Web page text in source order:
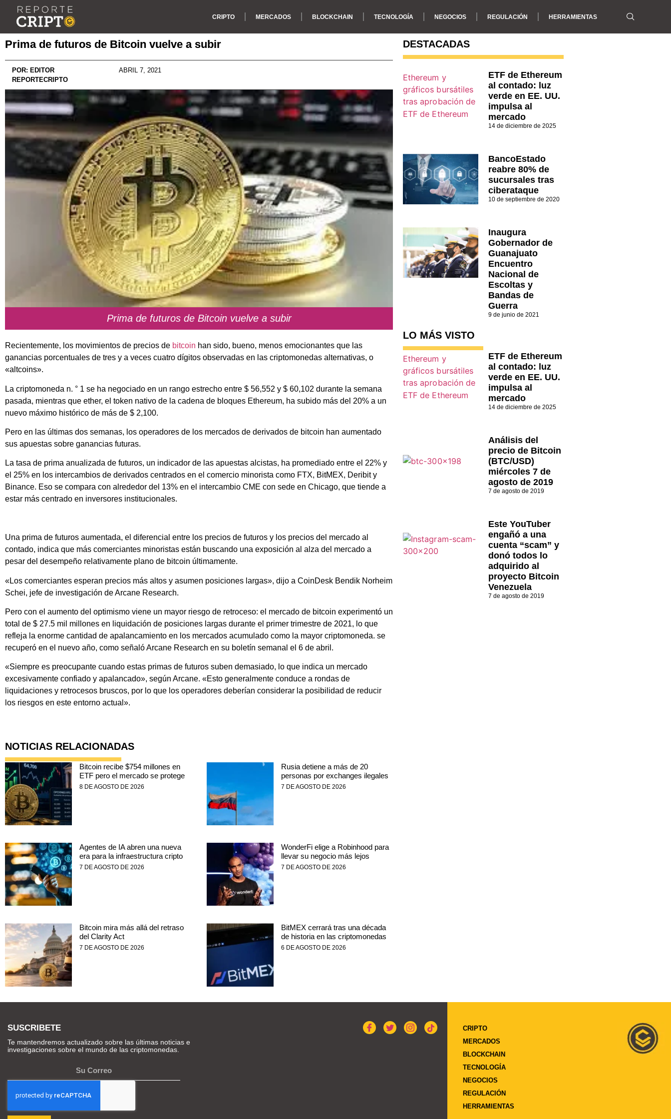
CRIPTO MERCADOS BLOCKCHAIN TECNOLOGÍA NEGOCIOS REGULACIÓN HERRAMIENTAS
Prima de futuros de Bitcoin vuelve a subir
POR: EDITOR
REPORTECRIPTO
ABRIL 7, 2021
Prima de futuros de Bitcoin vuelve a subir
Recientemente, los movimientos de precios de bitcoin han sido, bueno, menos emocionantes que las
ganancias porcentuales de tres y a veces cuatro dígitos observadas en las criptomonedas alternativas, o
«altcoins».
La criptomoneda n. ° 1 se ha negociado en un rango estrecho entre $ 56,552 y $ 60,102 durante la semana
pasada, mientras que ether, el token nativo de la cadena de bloques Ethereum, ha subido más del 20% a un
nuevo máximo histórico de más de $ 2,100.
Pero en las últimas dos semanas, los operadores de los mercados de derivados de bitcoin han aumentado
sus apuestas sobre ganancias futuras.
La tasa de prima anualizada de futuros, un indicador de las apuestas alcistas, ha promediado entre el 22% y
el 25% en los intercambios de derivados centrados en el comercio minorista como FTX, BitMEX, Deribit y
Binance. Eso se compara con alrededor del 13% en el intercambio CME con sede en Chicago, que tiende a
estar más centrado en inversores institucionales.
Una prima de futuros aumentada, el diferencial entre los precios de futuros y los precios del mercado al
contado, indica que más comerciantes minoristas están buscando una exposición al alza del mercado a
pesar del desempeño relativamente plano de bitcoin últimamente.
«Los comerciantes esperan precios más altos y asumen posiciones largas», dijo a CoinDesk Bendik Norheim
Schei, jefe de investigación de Arcane Research.
Pero con el aumento del optimismo viene un mayor riesgo de retroceso: el mercado de bitcoin experimentó un
total de $ 27.5 mil millones en liquidación de posiciones largas durante el primer trimestre de 2021, lo que
refleja la enorme cantidad de apalancamiento en los mercados acumulado como la mayor criptomoneda. se
recuperó en el nuevo año, como señaló Arcane Research en su boletín semanal el 6 de abril.
«Siempre es preocupante cuando estas primas de futuros suben demasiado, lo que indica un mercado
excesivamente confiado y apalancado», según Arcane. «Esto generalmente conduce a rondas de
liquidaciones y retrocesos bruscos, por lo que los operadores deberían considerar la posibilidad de reducir
los riesgos en este entorno actual».
NOTICIAS RELACIONADAS
Bitcoin recibe $754 millones en
ETF pero el mercado se protege
8 DE AGOSTO DE 2026
Rusia detiene a más de 20
personas por exchanges ilegales
7 DE AGOSTO DE 2026
Agentes de IA abren una nueva
era para la infraestructura cripto
7 DE AGOSTO DE 2026
WonderFi elige a Robinhood para
llevar su negocio más lejos
7 DE AGOSTO DE 2026
Bitcoin mira más allá del retraso
del Clarity Act
7 DE AGOSTO DE 2026
BitMEX cerrará tras una década
de historia en las criptomonedas
6 DE AGOSTO DE 2026
DESTACADAS
ETF de Ethereum
al contado: luz
verde en EE. UU.
impulsa al
mercado
14 de diciembre de 2025
BancoEstado
reabre 80% de
sucursales tras
ciberataque
10 de septiembre de 2020
Inaugura
Gobernador de
Guanajuato
Encuentro
Nacional de
Escoltas y
Bandas de
Guerra
9 de junio de 2021
LO MÁS VISTO
ETF de Ethereum
al contado: luz
verde en EE. UU.
impulsa al
mercado
14 de diciembre de 2025
Análisis del
precio de Bitcoin
(BTC/USD)
miércoles 7 de
agosto de 2019
7 de agosto de 2019
Este YouTuber
engañó a una
cuenta “scam” y
donó todos lo
adquirido al
proyecto Bitcoin
Venezuela
7 de agosto de 2019
SUSCRIBETE
Te mantendremos actualizado sobre las últimas noticias e
investigaciones sobre el mundo de las criptomonedas.
CRIPTO
MERCADOS
BLOCKCHAIN
TECNOLOGÍA
NEGOCIOS
REGULACIÓN
HERRAMIENTAS